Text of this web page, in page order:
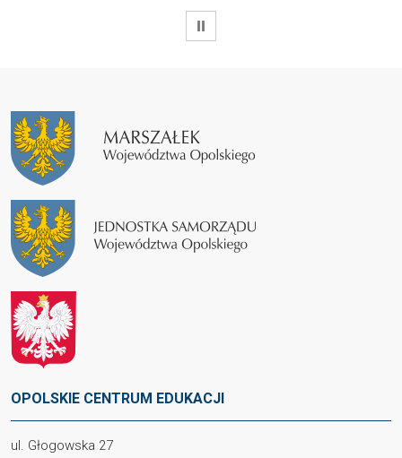
WSTRZYMAJ
OPOLSKIE CENTRUM EDUKACJI
ul. Głogowska 27